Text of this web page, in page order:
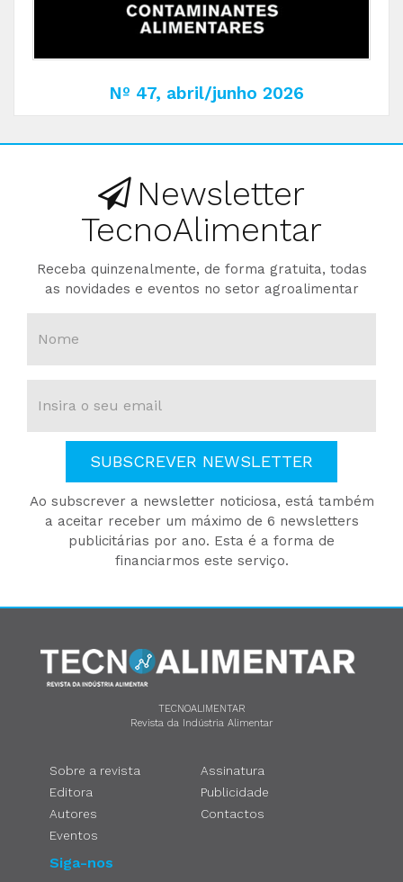
Nº 47, abril/junho 2026
Newsletter
TecnoAlimentar
Receba quinzenalmente, de forma gratuita, todas
as novidades e eventos no setor agroalimentar
SUBSCREVER NEWSLETTER
Ao subscrever a newsletter noticiosa, está também
a aceitar receber um máximo de 6 newsletters
publicitárias por ano. Esta é a forma de
financiarmos este serviço.
TECNOALIMENTAR
Revista da Indústria Alimentar
Sobre a revista
Editora
Autores
Eventos
Assinatura
Publicidade
Contactos
Siga-nos